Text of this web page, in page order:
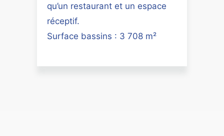
qu’un restaurant et un espace
réceptif.
Surface bassins : 3 708 m²